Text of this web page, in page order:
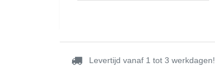
Levertijd vanaf 1 tot 3 werkdagen!